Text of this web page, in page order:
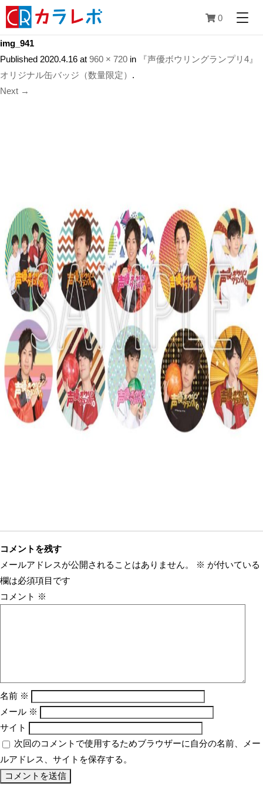
0
img_941
Published 2020.4.16 at 960 × 720 in
『声優ボウリングランプリ4』
オリジナル缶バッジ（数量限定） .
Next →
コメントを残す
メールアドレスが公開されることはありません。
※ が付いている
欄は必須項目です
コメント ※
名前 ※
メール ※
サイト
次回のコメントで使用するためブラウザーに自分の名前、メー
ルアドレス、サイトを保存する。